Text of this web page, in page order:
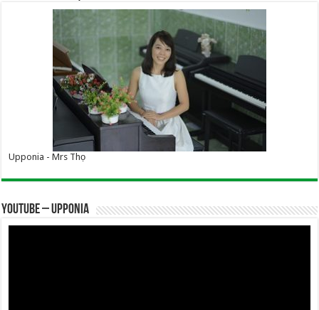
Upponia - Mrs Thọ
YOUTUBE – UPPONIA